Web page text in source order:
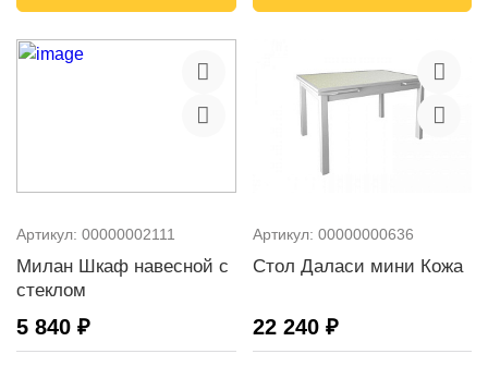
Артикул: 00000002111
Милан Шкаф навесной с
стеклом
5 840 ₽
Артикул: 00000000636
Стол Даласи мини Кожа
22 240 ₽